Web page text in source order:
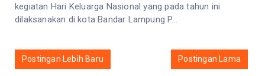
kegiatan Hari Keluarga Nasional yang pada tahun ini
dilaksanakan di kota Bandar Lampung P...
Postingan Lebih Baru Postingan Lama